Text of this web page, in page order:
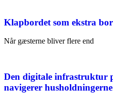
Klapbordet som ekstra
Når gæsterne bliver flere end
Den digitale infrastruktur
navigerer